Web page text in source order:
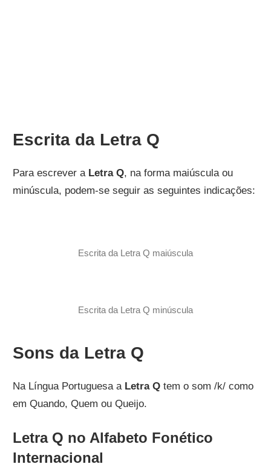
Escrita da Letra Q
Para escrever a Letra Q, na forma maiúscula ou
minúscula, podem-se seguir as seguintes indicações:
Escrita da Letra Q maiúscula
Escrita da Letra Q minúscula
Sons da Letra Q
Na Língua Portuguesa a Letra Q tem o som /k/ como
em Quando, Quem ou Queijo.
Letra Q no Alfabeto Fonético
Internacional